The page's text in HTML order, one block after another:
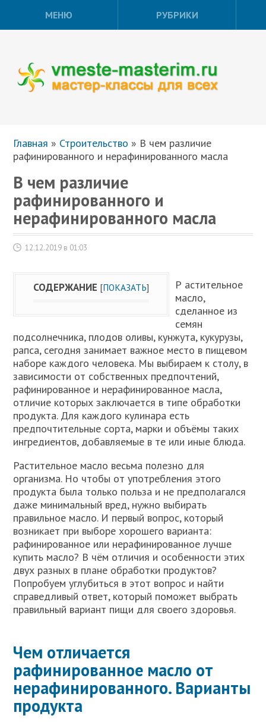
МЕНЮ РУБРИКИ
Главная » Строительство » В чем различие
рафинированного и нерафинированного масла
В чем различие
рафинированного и
нерафинированного масла
12.12.2019 в 01:03
СОДЕРЖАНИЕ [ПОКАЗАТЬ]
Р астительное
масло,
сделанное из
семян
подсолнечника, плодов оливы, кунжута, кукурузы,
рапса, сегодня занимает важное место в пищевом
наборе каждого человека. Мы выбираем к столу, в
зависимости от собственных предпочтений,
рафинированное и нерафинированное масла,
отличие которых заключается в типе обработки
продукта. Для каждого кулинара есть
предпочтительные сорта, марки и объёмы таких
ингредиентов, добавляемые в те или иные блюда.
Растительное масло весьма полезно для
организма. Но чтобы от употребления этого
продукта была только польза и не предполагался
даже минимальный вред, нужно выбирать
правильное масло. И первый вопрос, который
возникает при выборе хорошего варианта:
рафинированное или нерафинированное лучше
купить масло? В чём отличия и особенности этих
двух разных в плане обработки продуктов?
Попробуем углубиться в этот вопрос и найти
справедливый ответ, который поможет выбрать
правильный вариант пищи для своего здоровья.
Чем отличается
рафинированное масло от
нерафинированного. Варианты
продукта